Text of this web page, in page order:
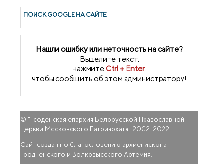
ПОИСК GOОGLE НА САЙТЕ
Нашли ошибку или неточность на сайте?
Выделите текст,
нажмитеCtrl + Enter,
чтобы сообщить об этом администратору!
© "Гроденская епархия Белорусской Православной
Церкви Московского Патриархата" 2002-2022
Сайт создан по благословению архиепископа
Гродненского и Волковысского Артемия.